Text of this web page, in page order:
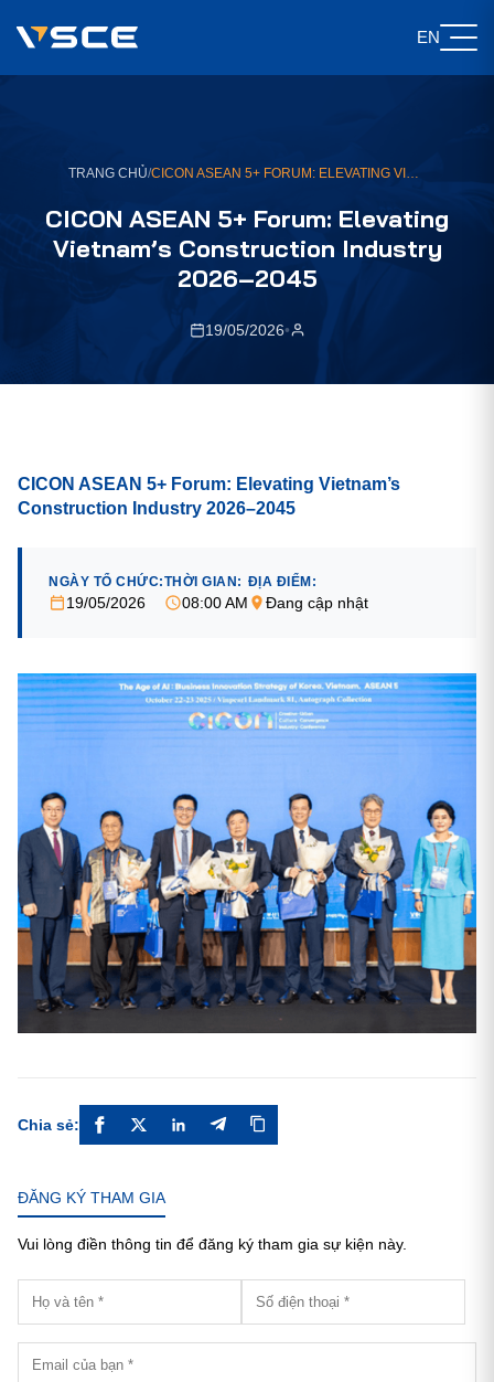
EN
TRANG CHỦ/ CICON ASEAN 5+ FORUM: ELEVATING VIETNAM’S CONSTRUCTION INDUSTRY 2026–2045
CICON ASEAN 5+ Forum: Elevating
Vietnam’s Construction Industry
2026–2045
19/05/2026•
CICON ASEAN 5+ Forum: Elevating Vietnam’s
Construction Industry 2026–2045
NGÀY TỔ CHỨC:
19/05/2026
THỜI GIAN:
08:00 AM
ĐỊA ĐIỂM:
Đang cập nhật
Chia sẻ:
ĐĂNG KÝ THAM GIA
Vui lòng điền thông tin để đăng ký tham gia sự kiện này.